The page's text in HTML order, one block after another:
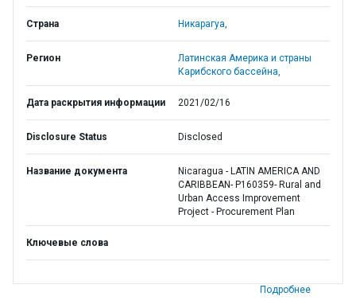
Страна Никарагуа,
Регион
Латинская Америка и страны
Карибского бассейна,
Дата раскрытия информации 2021/02/16
Disclosure Status Disclosed
Название документа
Nicaragua - LATIN AMERICA AND
CARIBBEAN- P160359- Rural and
Urban Access Improvement
Project - Procurement Plan
Ключевые слова
Подробнее